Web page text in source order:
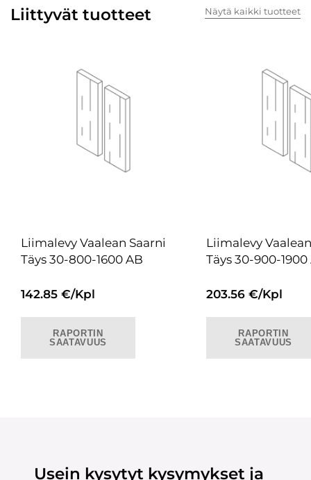
Liittyvät tuotteet Näytä kaikki tuotteet
Liimalevy Vaalean Saarni
Täys 30-800-1600 AB
142.85 €/Kpl
RAPORTIN
SAATAVUUS
Liimalevy
Täys 30-900-1900
203.56 €/Kpl
RAPORTIN
SAATAVUUS
Usein kysytyt kysymykset ja